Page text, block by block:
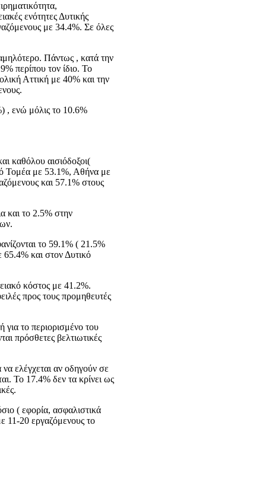
ενότητες Δυτικής
με 34.4%. Σε όλες
Πάντως , κατά την
περίπου τον ίδιο. Το
Αττική με 40% και την
, ενώ μόλις το 10.6%
καθόλου αισιόδοξοι(
Τομέα με 53.1%, Αθήνα με
και 57.1% στους
και το 2.5% στην
το 59.1% ( 21.5%
και στον Δυτικό
κόστος με 41.2%.
προς τους προμηθευτές
για το περιορισμένο του
πρόσθετες βελτιωτικές
ελέγχεται αν οδηγούν σε
Το 17.4% δεν τα κρίνει ως
( εφορία, ασφαλιστικά
11-20 εργαζόμενους το